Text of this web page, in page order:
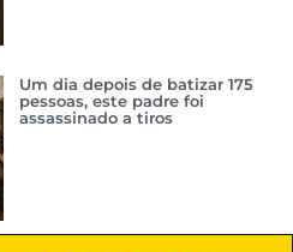
Um dia depois de batizar 175
pessoas, este padre foi
assassinado a tiros